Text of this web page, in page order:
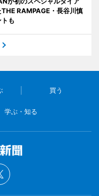
RAMPAGE・長谷川慎
も
買う
学ぶ・知る